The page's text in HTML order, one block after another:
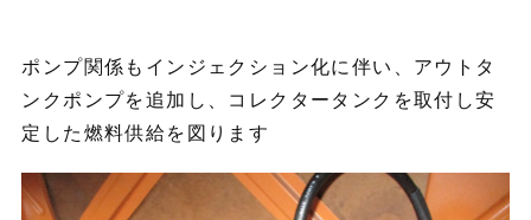
ポンプ関係もインジェクション化に伴い、アウトタ
ンクポンプを追加し、コレクタータンクを取付し安
定した燃料供給を図ります